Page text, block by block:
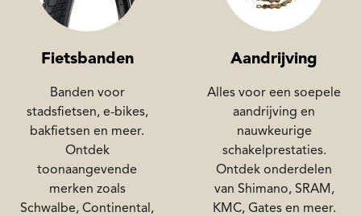
Fietsbanden
Banden voor
stadsfietsen, e-bikes,
bakfietsen en meer.
Ontdek
toonaangevende
merken zoals
Schwalbe, Continental,
Aandrijving
Alles voor een soepele
aandrijving en
nauwkeurige
schakelprestaties.
Ontdek onderdelen
van Shimano, SRAM,
KMC, Gates en meer.